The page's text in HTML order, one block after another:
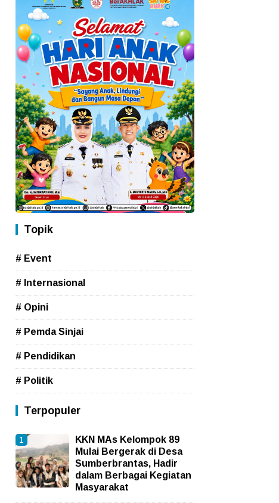
Topik
# Event
# Internasional
# Opini
# Pemda Sinjai
# Pendidikan
# Politik
Terpopuler
KKN MAs Kelompok 89
Mulai Bergerak di Desa
Sumberbrantas, Hadir
dalam Berbagai Kegiatan
Masyarakat